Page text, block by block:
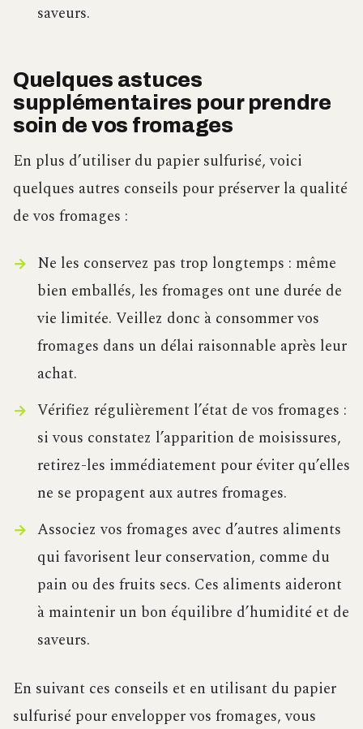
saveurs.
Quelques astuces
supplémentaires pour prendre
soin de vos fromages
En plus d’utiliser du papier sulfurisé, voici
quelques autres conseils pour préserver la qualité
de vos fromages :
Ne les conservez pas trop longtemps : même
bien emballés, les fromages ont une durée de
vie limitée. Veillez donc à consommer vos
fromages dans un délai raisonnable après leur
achat.
Vérifiez régulièrement l’état de vos fromages :
si vous constatez l’apparition de moisissures,
retirez-les immédiatement pour éviter qu’elles
ne se propagent aux autres fromages.
Associez vos fromages avec d’autres aliments
qui favorisent leur conservation, comme du
pain ou des fruits secs. Ces aliments aideront
à maintenir un bon équilibre d’humidité et de
saveurs.
En suivant ces conseils et en utilisant du papier
sulfurisé pour envelopper vos fromages, vous